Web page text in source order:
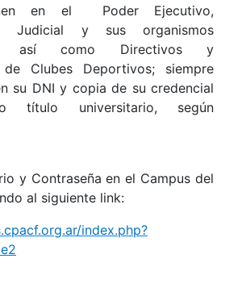
en el Poder Ejecutivo,
Judicial y sus organismos
así como Directivos y
de Clubes Deportivos; siempre
su DNI y copia de su credencial
título universitario, según
y Contraseña en el Campus del
al siguiente link:
index.php?